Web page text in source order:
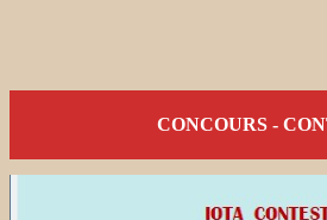
CONCOURS -